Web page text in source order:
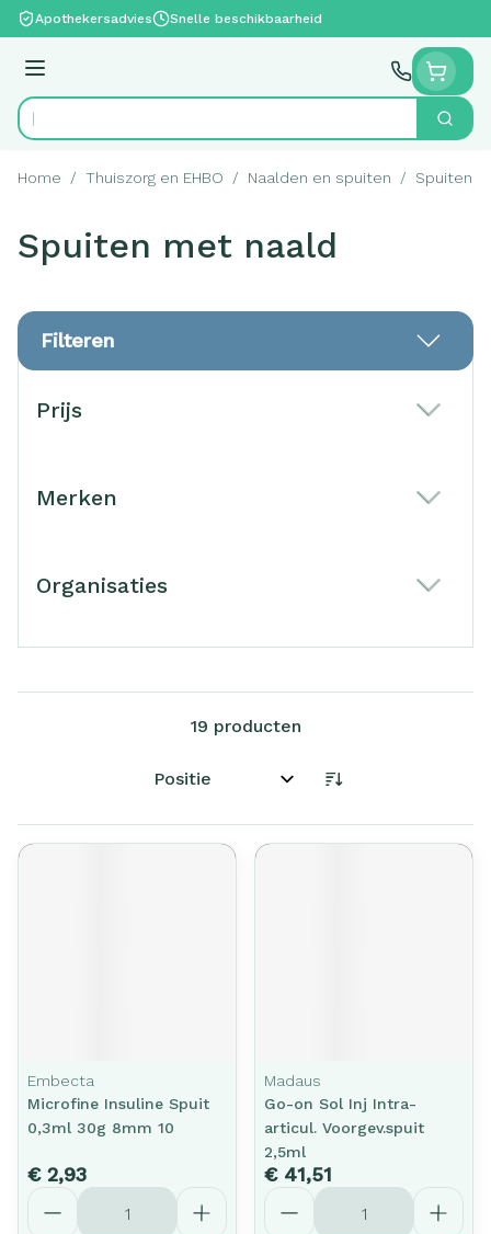
Ga naar de inhoud
Apothekersadvies Snelle beschikbaarheid
Menu
Product, merk, categorie... Zoek
Home / Thuiszorg en EHBO / Naalden en spuiten / Spuiten
Spuiten met naald
Filteren
Prijs
Merken
Organisaties
19 producten
Sorteer op:
Embecta
Microfine Insuline Spuit
0,3ml 30g 8mm 10
€ 2,93
Aantal
Madaus
Go-on Sol Inj Intra-
articul. Voorgev.spuit
2,5ml
€ 41,51
Aantal